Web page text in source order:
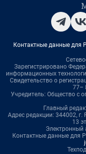
Контактные данные для
Зарегистрировано
информационных
Свидетельство о
77–
Учредитель: Общество с
Главный
Адрес редакции: 344002, г.
13
Электронный
Контактные данные для